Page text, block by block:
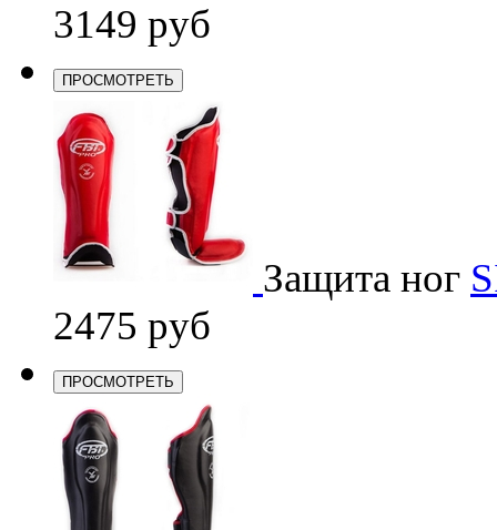
3149 руб
ПРОСМОТРЕТЬ
Защита ног
2475 руб
ПРОСМОТРЕТЬ